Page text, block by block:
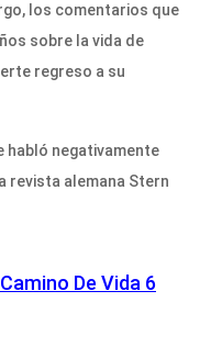
los comentarios que
sobre la vida de
regreso a su
habló negativamente
revista alemana Stern
De Vida 6